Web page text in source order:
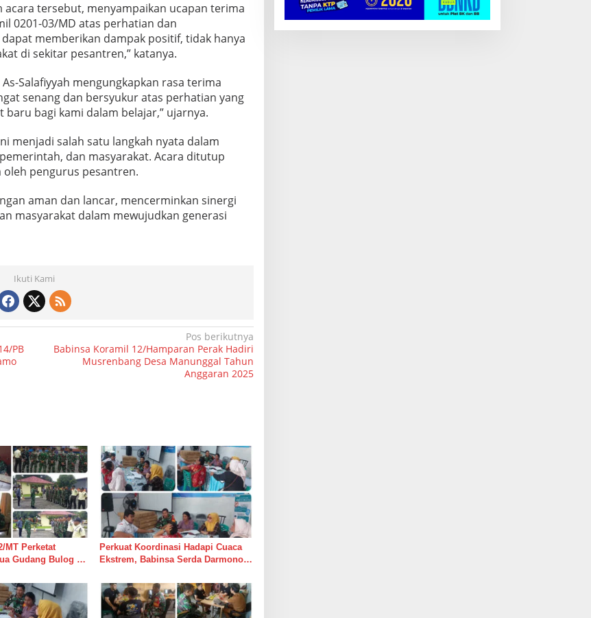
tersebut, menyampaikan ucapan terima
0201-03/MD atas perhatian dan
memberikan dampak positif, tidak hanya
di sekitar pesantren,” katanya.
Salafiyyah mengungkapkan rasa terima
senang dan bersyukur atas perhatian yang
bagi kami dalam belajar,” ujarnya.
menjadi salah satu langkah nyata dalam
dan masyarakat. Acara ditutup
pengurus pesantren.
aman dan lancar, mencerminkan sinergi
masyarakat dalam mewujudkan generasi
Ikuti Kami
PB
Pos berikutnya
Babinsa Koramil 12/Hamparan Perak Hadiri
Musrenbang Desa Manunggal Tahun
Anggaran 2025
MT Perketat
Gudang Bulog di
Perkuat Koordinasi Hadapi Cuaca
Ekstrem, Babinsa Serda Darmono
Langkah Mitigasi